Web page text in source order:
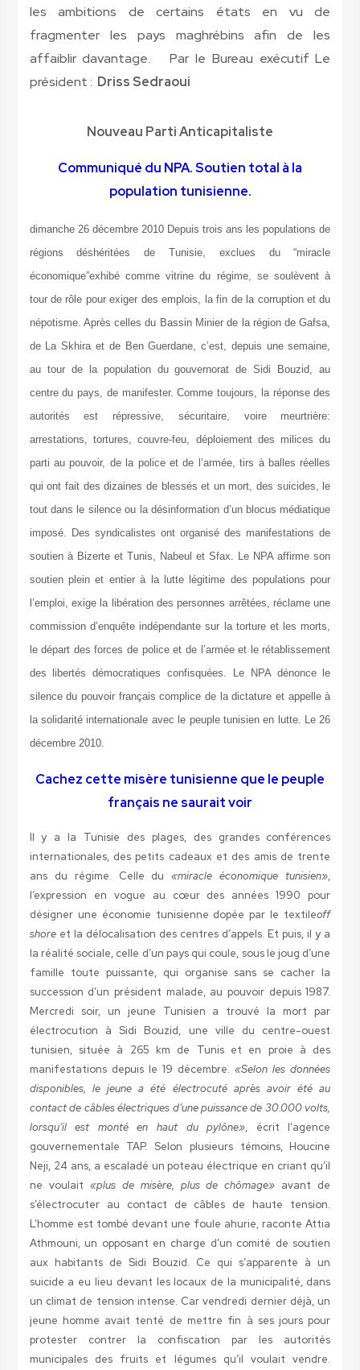
les ambitions de certains états en vu de
fragmenter les pays maghrébins afin de les
affaiblir davantage. Par le Bureau exécutif Le
président : Driss Sedraoui
Nouveau Parti Anticapitaliste
Communiqué du NPA. Soutien total à la
population tunisienne.
dimanche 26 décembre 2010 Depuis trois ans les populations de
régions déshéritées de Tunisie, exclues du “miracle
économique”exhibé comme vitrine du régime, se soulèvent à
tour de rôle pour exiger des emplois, la fin de la corruption et du
népotisme. Après celles du Bassin Minier de la région de Gafsa,
de La Skhira et de Ben Guerdane, c’est, depuis une semaine,
au tour de la population du gouvernorat de Sidi Bouzid, au
centre du pays, de manifester. Comme toujours, la réponse des
autorités est répressive, sécuritaire, voire meurtrière:
arrestations, tortures, couvre-feu, déploiement des milices du
parti au pouvoir, de la police et de l’armée, tirs à balles réelles
qui ont fait des dizaines de blessés et un mort, des suicides, le
tout dans le silence ou la désinformation d’un blocus médiatique
imposé. Des syndicalistes ont organisé des manifestations de
soutien à Bizerte et Tunis, Nabeul et Sfax. Le NPA affirme son
soutien plein et entier à la lutte légitime des populations pour
l’emploi, exige la libération des personnes arrêtées, réclame une
commission d’enquête indépendante sur la torture et les morts,
le départ des forces de police et de l’armée et le rétablissement
des libertés démocratiques confisquées. Le NPA dénonce le
silence du pouvoir français complice de la dictature et appelle à
la solidarité internationale avec le peuple tunisien en lutte. Le 26
décembre 2010.
Cachez cette misère tunisienne que le peuple
français ne saurait voir
Il y a la Tunisie des plages, des grandes conférences
internationales, des petits cadeaux et des amis de trente
ans du régime. Celle du«miracle économique tunisien»,
l’expression en vogue au cœur des années 1990 pour
désigner une économie tunisienne dopée par le textileoff
shoreet la délocalisation des centres d’appels. Et puis, il y a
la réalité sociale, celle d’un pays qui coule, sous le joug d’une
famille toute puissante, qui organise sans se cacher la
succession d’un président malade, au pouvoir depuis 1987.
Mercredi soir, un jeune Tunisien a trouvé la mort par
électrocution à Sidi Bouzid, une ville du centre-ouest
tunisien, située à 265 km de Tunis et en proie à des
manifestations depuis le 19 décembre.«Selon les données
disponibles, le jeune a été électrocuté après avoir été au
contact de câbles électriques d’une puissance de 30.000 volts,
lorsqu’il est monté en haut du pylône», écrit l’agence
gouvernementale TAP. Selon plusieurs témoins, Houcine
Neji, 24 ans, a escaladé un poteau électrique en criant qu’il
ne voulait «plus de misère, plus de chômage» avant de
s’électrocuter au contact de câbles de haute tension.
L’homme est tombé devant une foule ahurie, raconte Attia
Athmouni, un opposant en charge d’un comité de soutien
aux habitants de Sidi Bouzid. Ce qui s’apparente à un
suicide a eu lieu devant les locaux de la municipalité, dans
un climat de tension intense. Car vendredi dernier déjà, un
jeune homme avait tenté de mettre fin à ses jours pour
protester contrer la confiscation par les autorités
municipales des fruits et légumes qu’il voulait vendre.